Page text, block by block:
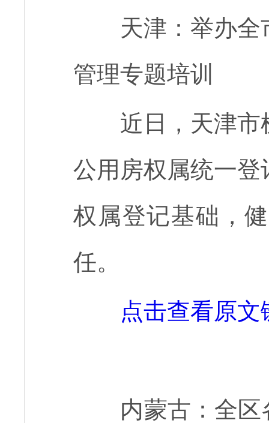
天津：举办
管理专题培训
近日，天津市
公用房权属统一
权属登记基础，
任。
点击查看原文
内蒙古：全